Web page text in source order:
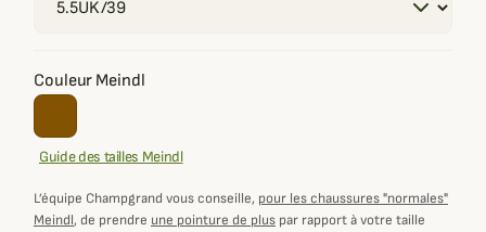
Couleur Meindl
Guide des tailles Meindl
L’équipe Champgrand vous conseille, pour les chaussures "normales"
Meindl, de prendre une pointure de plus par rapport à votre taille